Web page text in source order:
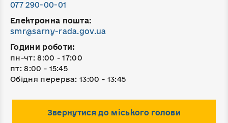
077 290-00-01
Електронна пошта:
smr@sarny-rada.gov.ua
Години роботи:
пн-чт: 8:00 - 17:00
пт: 8:00 - 15:45
Обідня перерва: 13:00 - 13:45
Звернутися до міського голови